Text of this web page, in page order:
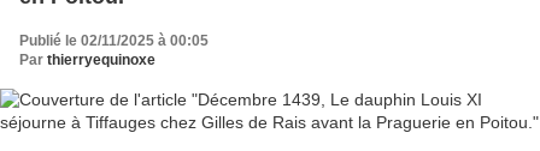
Publié le 02/11/2025 à 00:05
Par thierryequinoxe